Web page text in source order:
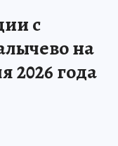
с
на
2026 года